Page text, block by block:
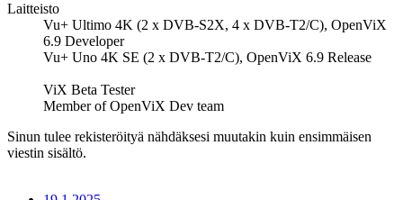
Laitteisto
Vu+ Ultimo 4K (2 x DVB-S2X, 4 x DVB-T2/C), OpenViX
6.9 Developer
Vu+ Uno 4K SE (2 x DVB-T2/C), OpenViX 6.9 Release
ViX Beta Tester
Member of OpenViX Dev team
Sinun tulee rekisteröityä nähdäksesi muutakin kuin ensimmäisen
viestin sisältö.